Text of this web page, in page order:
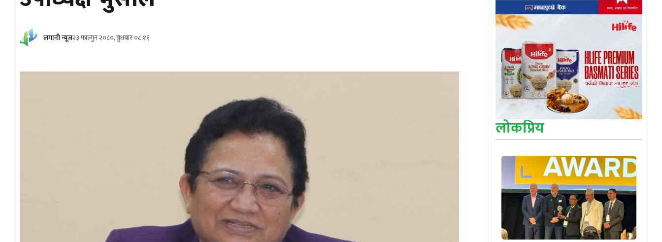
लगानी न्यूज२३ फाल्गुन २०८०, बुधबार ०८:११
लोकप्रिय